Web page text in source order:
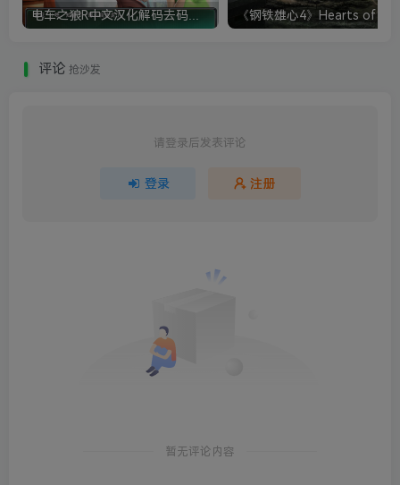
电车之狼R中文汉化解码去码硬盘完整破解版+MOD特典+全CG存档+攻略|修复卡顿
评论 抢沙发
请登录后发表评论
登录 注册
暂无评论内容